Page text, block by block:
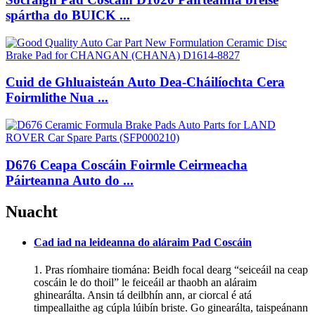
spártha do BUICK ...
Cuid de Ghluaisteán Auto Dea-Cháilíochta Cera
Foirmlithe Nua ...
D676 Ceapa Coscáin Foirmle Ceirmeacha
Páirteanna Auto do ...
Nuacht
Cad iad na leideanna do aláraim Pad Coscáin
1. Pras ríomhaire tiomána: Beidh focal dearg “seiceáil na ceap
coscáin le do thoil” le feiceáil ar thaobh an aláraim
ghinearálta. Ansin tá deilbhín ann, ar ciorcal é atá
timpeallaithe ag cúpla lúibín briste. Go ginearálta, taispeánann